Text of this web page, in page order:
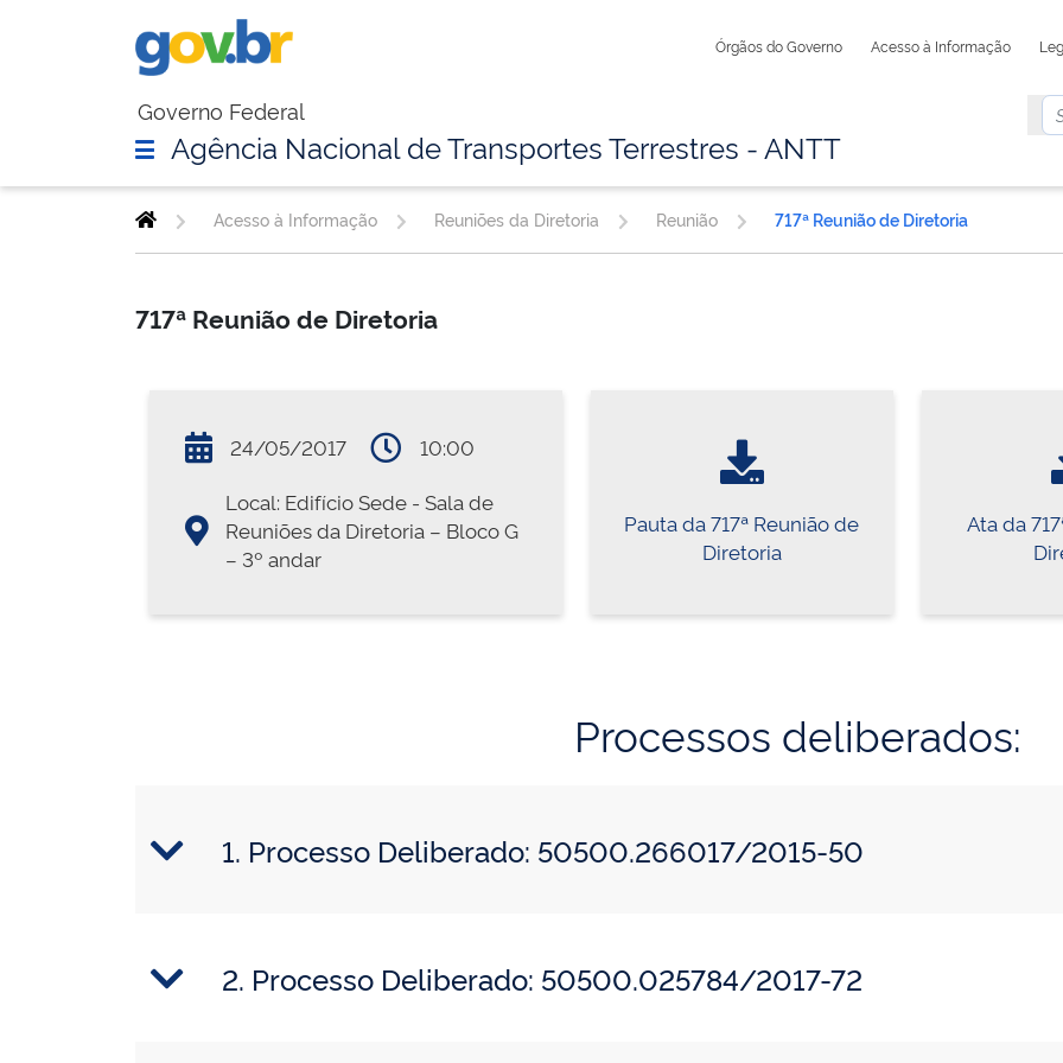
Órgãos do Governo Acesso à Informação
Governo Federal
Agência Nacional de Transportes Terrestres - ANTT
Acesso à Informação Reuniões da Diretoria Reunião 717ª Reunião de Diretoria
717ª Reunião de Diretoria
24/05/2017
10:00
Local: Edifício Sede - Sala de
Reuniões da Diretoria – Bloco G
– 3º andar
Pauta da 717ª Reunião de
Diretoria
Ata da
Processos deliberados:
1. Processo Deliberado: 50500.266017/2015-50
2. Processo Deliberado: 50500.025784/2017-72